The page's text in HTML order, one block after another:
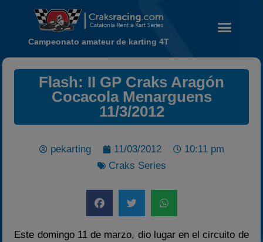
Noticias
Calendario
2022
Campeonato amateur de karting 4T
Flash: II GP Craks Aragón
Cocacola Menarguens
11/3/2012
pekarting 11/03/2012
10:11 pm
Craks Series
Este domingo 11 de marzo, dio lugar en el circuito de